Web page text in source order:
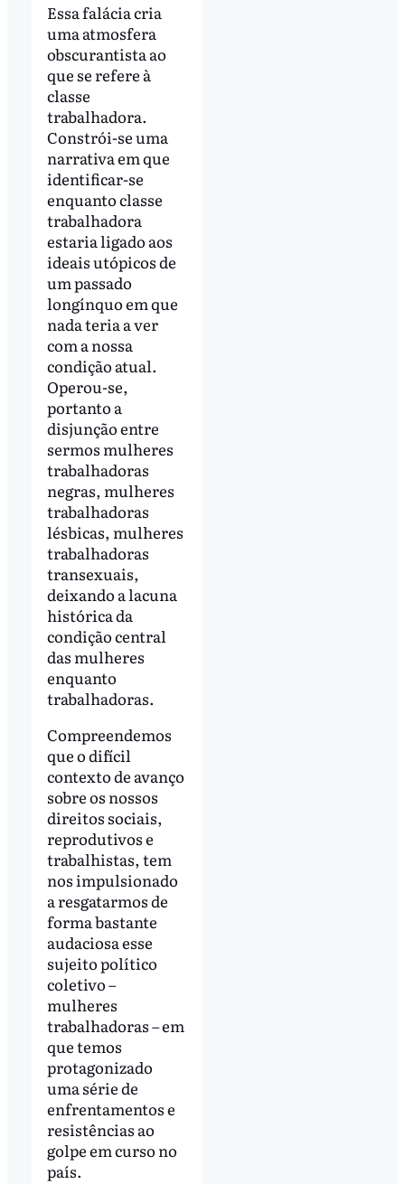
Essa falácia cria
uma atmosfera
obscurantista ao
que se refere à
classe
trabalhadora.
Constrói-se uma
narrativa em que
identificar-se
enquanto classe
trabalhadora
estaria ligado aos
ideais utópicos de
um passado
longínquo em que
nada teria a ver
com a nossa
condição atual.
Operou-se,
portanto a
disjunção entre
sermos mulheres
trabalhadoras
negras, mulheres
trabalhadoras
lésbicas, mulheres
trabalhadoras
transexuais,
deixando a lacuna
histórica da
condição central
das mulheres
enquanto
trabalhadoras.
Compreendemos
que o difícil
contexto de avanço
sobre os nossos
direitos sociais,
reprodutivos e
trabalhistas, tem
nos impulsionado
a resgatarmos de
forma bastante
audaciosa esse
sujeito político
coletivo –
mulheres
trabalhadoras – em
que temos
protagonizado
uma série de
enfrentamentos e
resistências ao
golpe em curso no
país.